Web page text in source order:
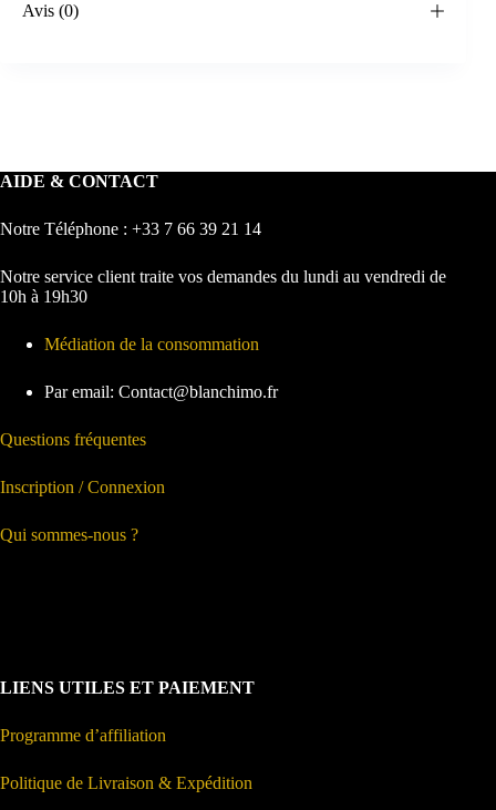
Avis (0)
AIDE & CONTACT
Notre Téléphone : +33 7 66 39 21 14
Notre service client traite vos demandes du lundi au vendredi de
10h à 19h30
Médiation de la consommation
Par email: Contact@blanchimo.fr
Questions fréquentes
Inscription / Connexion
Qui sommes-nous ?
LIENS UTILES ET PAIEMENT
Programme d’affiliation
Politique de Livraison & Expédition